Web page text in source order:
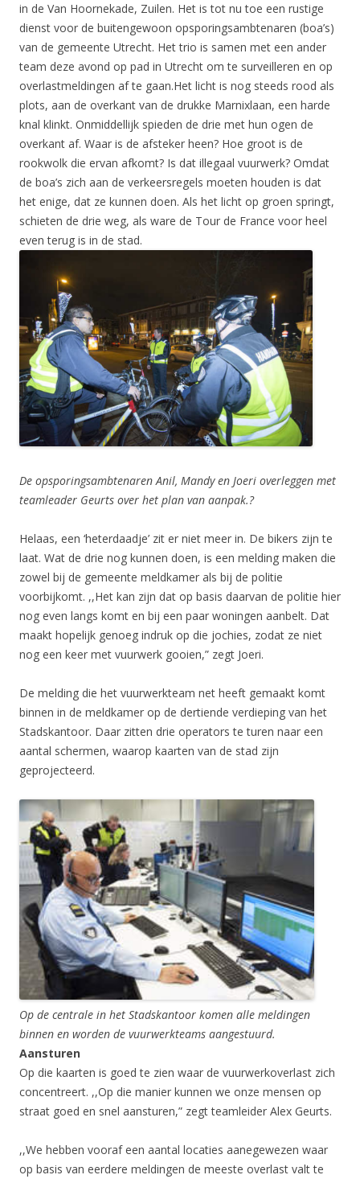
in de Van Hoornekade, Zuilen. Het is tot nu toe een rustige
dienst voor de buitengewoon opsporingsambtenaren (boa’s)
van de gemeente Utrecht. Het trio is samen met een ander
team deze avond op pad in Utrecht om te surveilleren en op
overlastmeldingen af te gaan.Het licht is nog steeds rood als
plots, aan de overkant van de drukke Marnixlaan, een harde
knal klinkt. Onmiddellijk spieden de drie met hun ogen de
overkant af. Waar is de afsteker heen? Hoe groot is de
rookwolk die ervan afkomt? Is dat illegaal vuurwerk? Omdat
de boa’s zich aan de verkeersregels moeten houden is dat
het enige, dat ze kunnen doen. Als het licht op groen springt,
schieten de drie weg, als ware de Tour de France voor heel
even terug is in de stad.
De opsporingsambtenaren Anil, Mandy en Joeri overleggen met
teamleader Geurts over het plan van aanpak.?
Helaas, een ‘heterdaadje’ zit er niet meer in. De bikers zijn te
laat. Wat de drie nog kunnen doen, is een melding maken die
zowel bij de gemeente meldkamer als bij de politie
voorbijkomt. ,,Het kan zijn dat op basis daarvan de politie hier
nog even langs komt en bij een paar woningen aanbelt. Dat
maakt hopelijk genoeg indruk op die jochies, zodat ze niet
nog een keer met vuurwerk gooien,” zegt Joeri.
De melding die het vuurwerkteam net heeft gemaakt komt
binnen in de meldkamer op de dertiende verdieping van het
Stadskantoor. Daar zitten drie operators te turen naar een
aantal schermen, waarop kaarten van de stad zijn
geprojecteerd.
Op de centrale in het Stadskantoor komen alle meldingen
binnen en worden de vuurwerkteams aangestuurd.
Aansturen
Op die kaarten is goed te zien waar de vuurwerkoverlast zich
concentreert. ,,Op die manier kunnen we onze mensen op
straat goed en snel aansturen,” zegt teamleider Alex Geurts.
,,We hebben vooraf een aantal locaties aanegewezen waar
op basis van eerdere meldingen de meeste overlast valt te